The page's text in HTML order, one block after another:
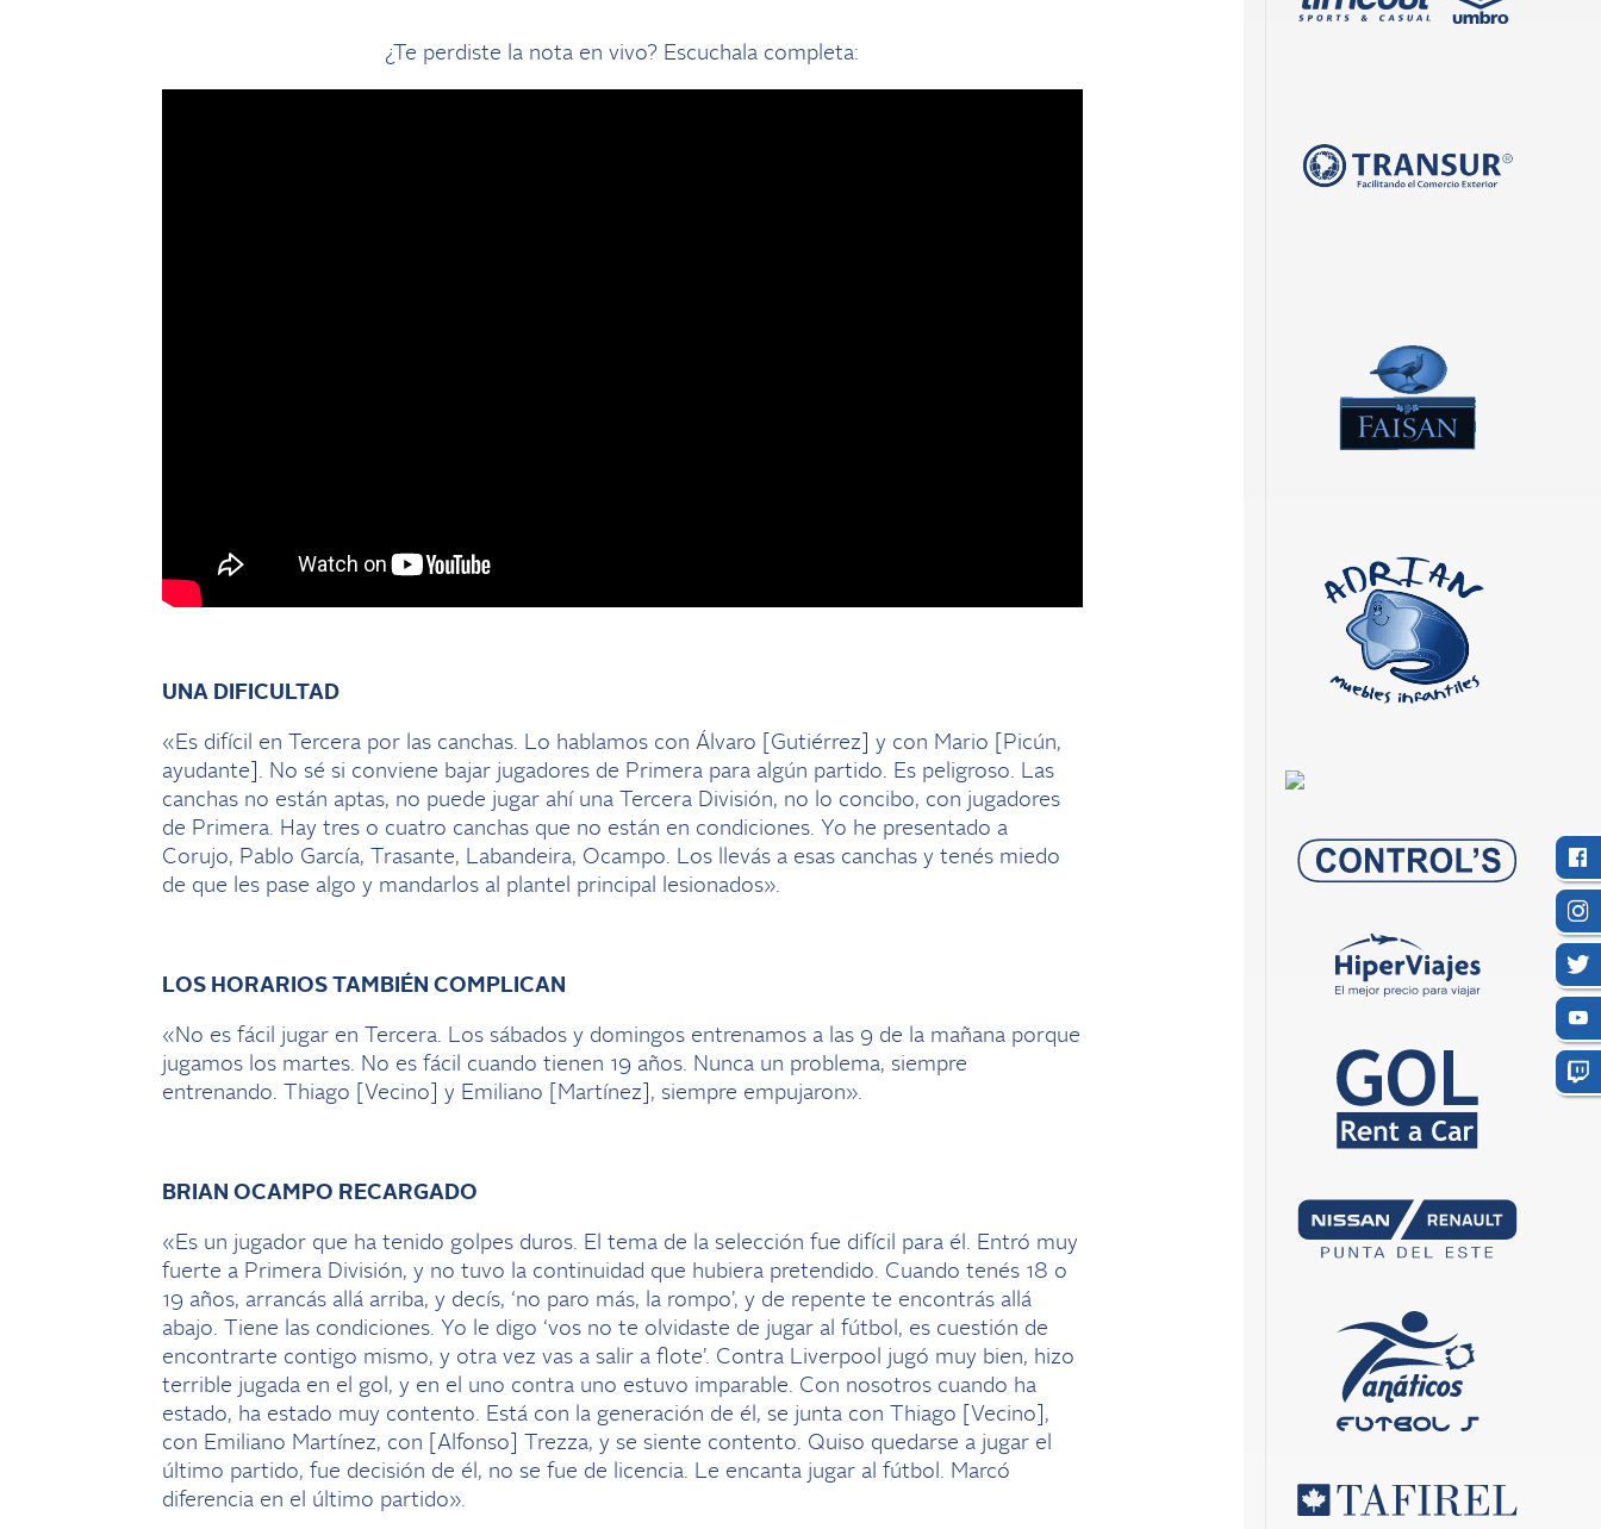
¿Te perdiste la nota en vivo? Escuchala completa:
UNA DIFICULTAD
«Es difícil en Tercera por las canchas. Lo hablamos con Álvaro [Gutiérrez] y con Mario [Picún,
ayudante]. No sé si conviene bajar jugadores de Primera para algún partido. Es peligroso. Las
canchas no están aptas, no puede jugar ahí una Tercera División, no lo concibo, con jugadores
de Primera. Hay tres o cuatro canchas que no están en condiciones. Yo he presentado a
Corujo, Pablo García, Trasante, Labandeira, Ocampo. Los llevás a esas canchas y tenés miedo
de que les pase algo y mandarlos al plantel principal lesionados».
LOS HORARIOS TAMBIÉN COMPLICAN
«No es fácil jugar en Tercera. Los sábados y domingos entrenamos a las 9 de la mañana porque
jugamos los martes. No es fácil cuando tienen 19 años. Nunca un problema, siempre
entrenando. Thiago [Vecino] y Emiliano [Martínez], siempre empujaron».
BRIAN OCAMPO RECARGADO
«Es un jugador que ha tenido golpes duros. El tema de la selección fue difícil para él. Entró muy
fuerte a Primera División, y no tuvo la continuidad que hubiera pretendido. Cuando tenés 18 o
19 años, arrancás allá arriba, y decís, ‘no paro más, la rompo’, y de repente te encontrás allá
abajo. Tiene las condiciones. Yo le digo ‘vos no te olvidaste de jugar al fútbol, es cuestión de
encontrarte contigo mismo, y otra vez vas a salir a flote’. Contra Liverpool jugó muy bien, hizo
terrible jugada en el gol, y en el uno contra uno estuvo imparable. Con nosotros cuando ha
estado, ha estado muy contento. Está con la generación de él, se junta con Thiago [Vecino],
con Emiliano Martínez, con [Alfonso] Trezza, y se siente contento. Quiso quedarse a jugar el
último partido, fue decisión de él, no se fue de licencia. Le encanta jugar al fútbol. Marcó
diferencia en el último partido».